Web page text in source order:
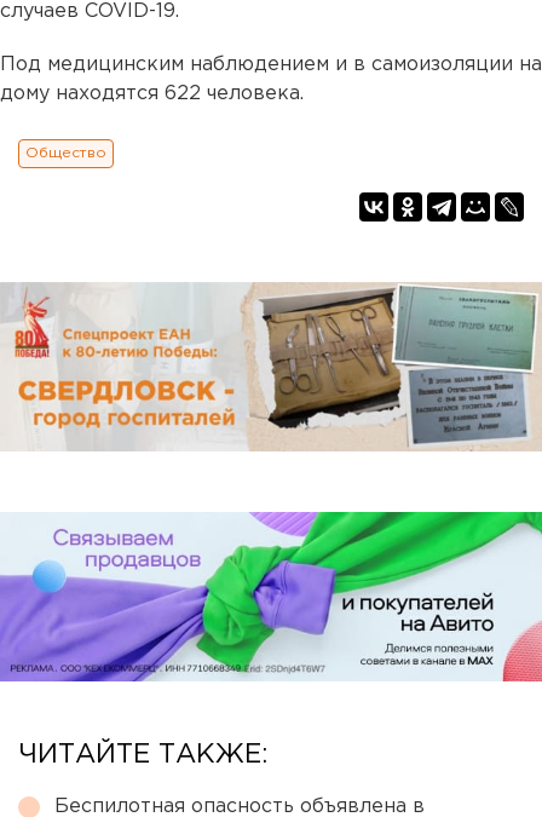
случаев COVID-19.
Под медицинским наблюдением и в самоизоляции на
дому находятся 622 человека.
Общество
ЧИТАЙТЕ ТАКЖЕ:
Беспилотная опасность объявлена в